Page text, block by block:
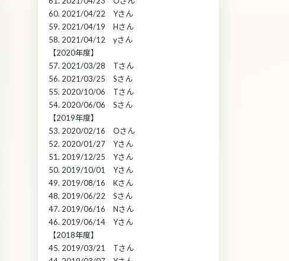
60. 2021/04/22 Yさん
59. 2021/04/19 Hさん
58. 2021/04/12 yさん
【2020年度】
57. 2021/03/28 Tさん
56. 2021/03/25 Sさん
55. 2020/10/06 Tさん
54. 2020/06/06 Sさん
【2019年度】
53. 2020/02/16 Oさん
52. 2020/01/27 Yさん
51. 2019/12/25 Yさん
50. 2019/10/01 Yさん
49. 2019/08/16 Kさん
48. 2019/06/22 Sさん
47. 2019/06/16 Nさん
46. 2019/06/14 Yさん
【2018年度】
45. 2019/03/21 Tさん